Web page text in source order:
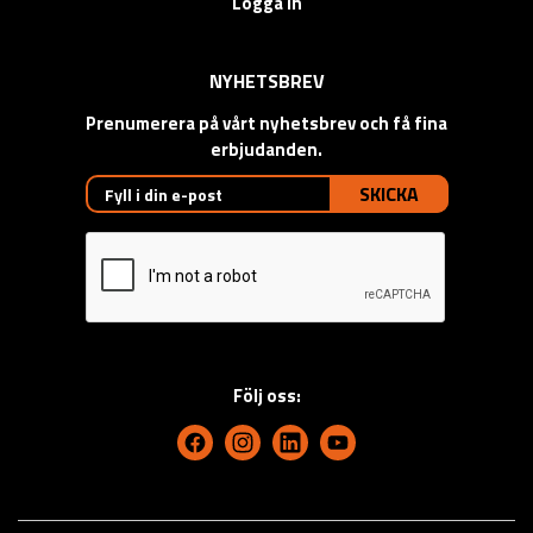
NYHETSBREV
Prenumerera på vårt nyhetsbrev och få fina
erbjudanden.
SKICKA
Följ oss: